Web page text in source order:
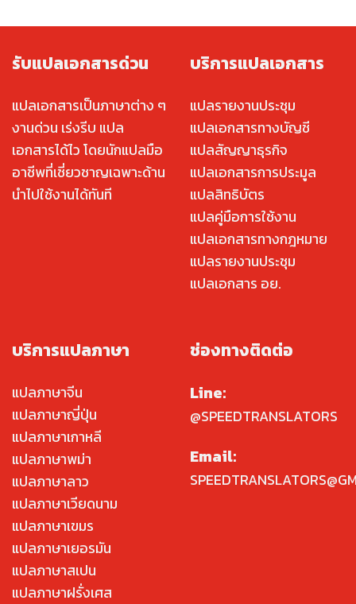
รับแปลเอกสารด่วน
แปลเอกสารเป็นภาษาต่าง ๆ
งานด่วน เร่งรีบ แปล
เอกสารได้ไว โดยนักแปลมือ
อาชีพที่เชี่ยวชาญเฉพาะด้าน
นำไปใช้งานได้ทันที
บริการแปลเอกสาร
แปลรายงานประชุม
แปลเอกสารทางบัญชี
แปลสัญญาธุรกิจ
แปลเอกสารการประมูล
แปลสิทธิบัตร
แปลคู่มือการใช้งาน
แปลเอกสารทางกฎหมาย
แปลรายงานประชุม
แปลเอกสาร อย.
บริการแปลภาษา
แปลภาษาจีน
แปลภาษาญี่ปุ่น
แปลภาษาเกาหลี
แปลภาษาพม่า
แปลภาษาลาว
แปลภาษาเวียดนาม
แปลภาษาเขมร
แปลภาษาเยอรมัน
แปลภาษาสเปน
แปลภาษาฝรั่งเศส
ช่องทางติดต่อ
Line:
@SPEEDTRANSLATORS
Email: